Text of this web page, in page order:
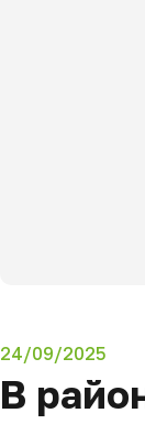
24/09/2025
В